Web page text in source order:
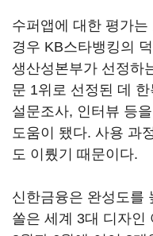
수퍼앱에 대한 평가
경우 KB스타뱅킹의
생산성본부가 선정하
문 1위로 선정된 데
설문조사, 인터뷰 등
도움이 됐다. 사용 과
도 이뤘기 때문이다.
신한금융은 완성도를
쏠은 세계 3대 디자인